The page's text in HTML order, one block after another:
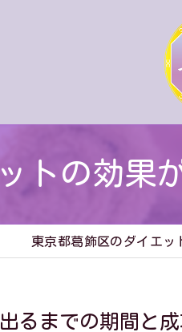
トの効果
東京都葛飾区のダイエッ
るまでの期間と